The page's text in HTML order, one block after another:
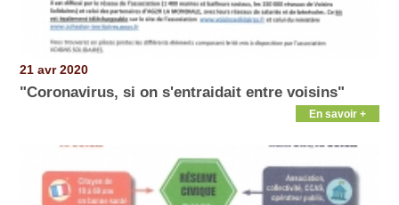
21 avr 2020
"Coronavirus, si on s'entraidait entre voisins"
En savoir +